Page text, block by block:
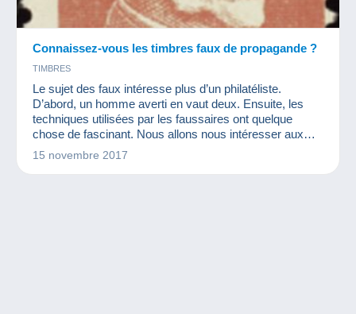
Connaissez-vous les timbres faux de propagande ?
TIMBRES
Le sujet des faux intéresse plus d’un philatéliste.
D’abord, un homme averti en vaut deux. Ensuite, les
techniques utilisées par les faussaires ont quelque
chose de fascinant. Nous allons nous intéresser aux
faux de propagande. Ces timbres sont créés pour faire
15 novembre 2017